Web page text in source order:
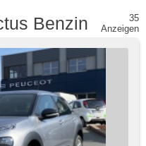
Benzin
35
Anzeigen